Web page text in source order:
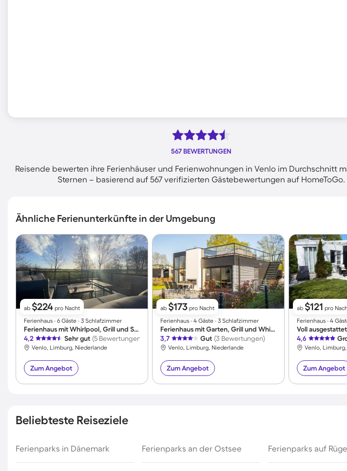
567 BEWERTUNGEN
Reisende bewerten ihre Ferienhäuser und Ferienwohnungen in Venlo im Durchschnitt
Sternen – basierend auf 567 verifizierten Gästebewertungen auf HomeToGo.
Ähnliche Ferienunterkünfte in der Umgebung
ab $224 pro Nacht
Ferienhaus ∙ 6 Gäste ∙ 3 Schlafzimmer
Ferienhaus mit Whirlpool, Grill und Sauna | Meerblick
4,2
Sehr gut (5 Bewertungen)
Venlo, Limburg, Niederlande
Zum Angebot
ab $173 pro Nacht
Ferienhaus ∙ 4 Gäste ∙ 3 Schlafzimmer
Ferienhaus mit Garten, Grill und Whirlpool | Panoramablick
3,7
Gut (3 Bewertungen)
Venlo, Limburg, Niederlande
Zum Angebot
ab $121 pro
Ferienhaus ∙ 4
4,6
Venlo,
Zum Angebot
Beliebteste Reiseziele
Ferienparks in Dänemark Ferienparks an der Ostsee Ferienparks auf